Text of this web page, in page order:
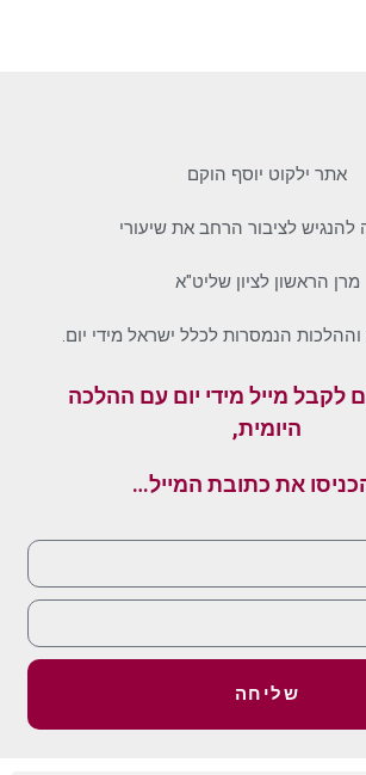
אתר ילקוט יוסף הוקם
לציבור הרחב את שיעורי
מרן הראשון לציון שליט"א
הנמסרות לכלל ישראל מידי יום.
לקבל מייל מידי יום עם ההלכה
היומית,
את כתובת המייל…
שליחה